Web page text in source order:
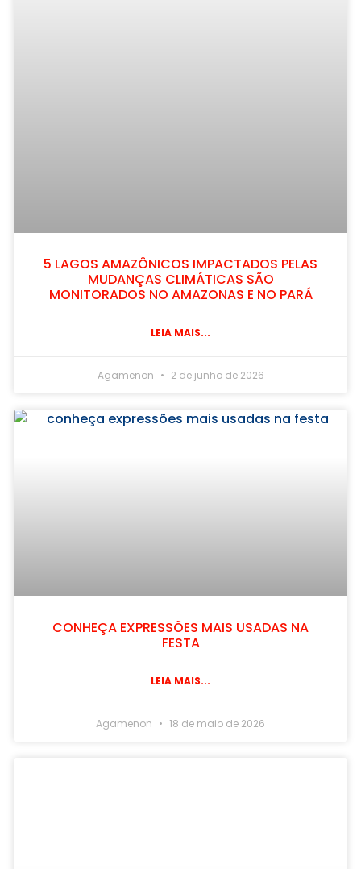
5 LAGOS AMAZÔNICOS IMPACTADOS PELAS
MUDANÇAS CLIMÁTICAS SÃO
MONITORADOS NO AMAZONAS E NO PARÁ
LEIA MAIS...
Agamenon 2 de junho de 2026
CONHEÇA EXPRESSÕES MAIS USADAS NA
FESTA
LEIA MAIS...
Agamenon 18 de maio de 2026